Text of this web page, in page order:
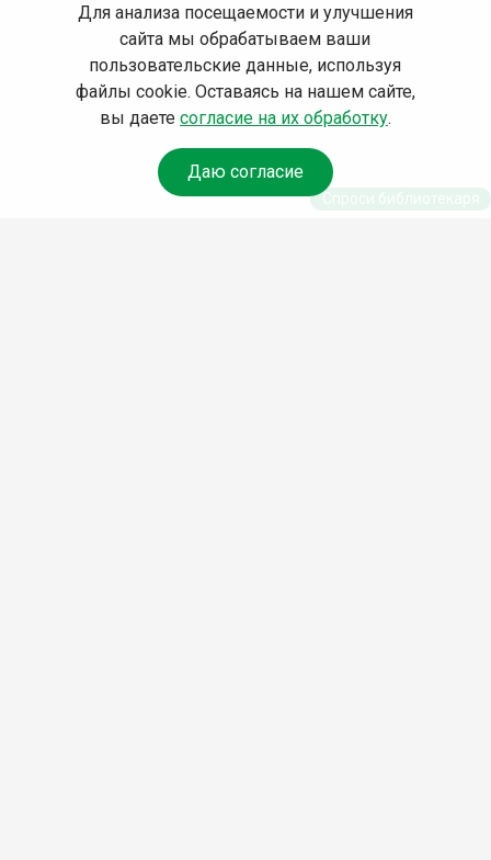
Для анализа посещаемости и улучшения
сайта мы обрабатываем ваши
пользовательские данные, используя
файлы cookie. Оставаясь на нашем сайте,
вы даете согласие на их обработку.
Даю согласие
Спроси библиотекаря